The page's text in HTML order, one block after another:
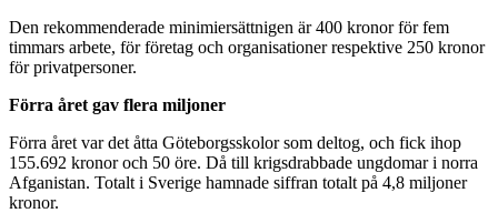
Den rekommenderade minimiersättnigen är 400 kronor för fem
timmars arbete, för företag och organisationer respektive 250 kronor
för privatpersoner.
Förra året gav flera miljoner
Förra året var det åtta Göteborgsskolor som deltog, och fick ihop
155.692 kronor och 50 öre. Då till krigsdrabbade ungdomar i norra
Afganistan. Totalt i Sverige hamnade siffran totalt på 4,8 miljoner
kronor.